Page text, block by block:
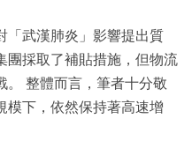
「武漢肺炎」影響提出質
團採取了補貼措施，但物流
。 整體而言，筆者十分敬
模下，依然保持著高速增